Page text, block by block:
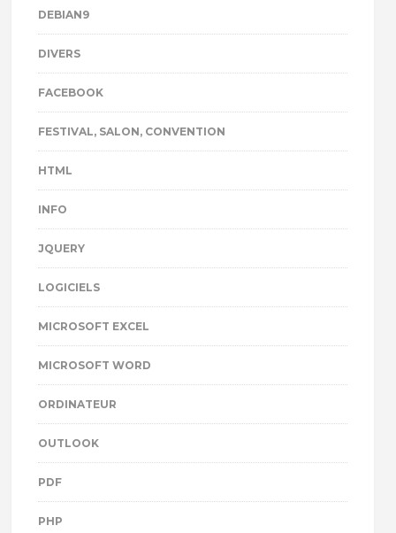
DEBIAN9
DIVERS
FACEBOOK
FESTIVAL, SALON, CONVENTION
HTML
INFO
JQUERY
LOGICIELS
MICROSOFT EXCEL
MICROSOFT WORD
ORDINATEUR
OUTLOOK
PDF
PHP